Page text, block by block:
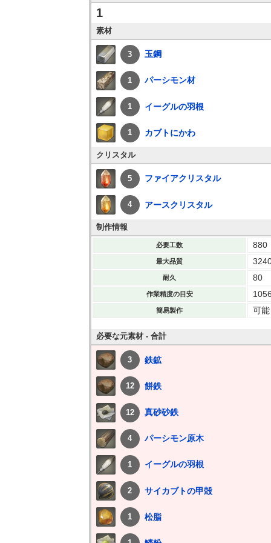
1
素材
3 玉鋼
1 パーシモン材
1 イーグルの羽根
1 カブトにかわ
クリスタル
5 ファイアクリスタル
4 アースクリスタル
制作情報
必要工数 880
最大品質
耐久 80
作業精度の目安
簡易製作 可能
必要な元素材 - 合計
3 鉄鉱
12 餅鉄
12 真砂砂鉄
4 パーシモン原木
1 イーグルの羽根
2 サイカブトの甲殻
1 松脂